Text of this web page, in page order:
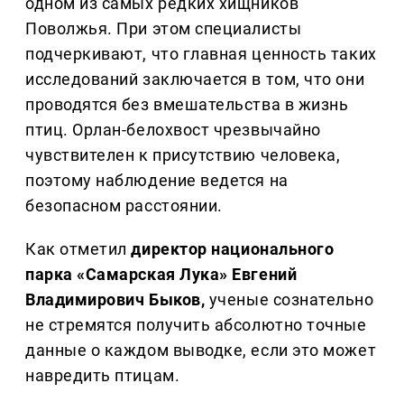
Поволжья. При этом специалисты
подчеркивают, что главная ценность таких
исследований заключается в том, что они
проводятся без вмешательства в жизнь
птиц. Орлан-белохвост чрезвычайно
чувствителен к присутствию человека,
поэтому наблюдение ведется на
безопасном расстоянии.
Как отметилдиректор национального
парка «Самарская Лука» Евгений
Владимирович Быков, ученые сознательно
не стремятся получить абсолютно точные
данные о каждом выводке, если это может
навредить птицам.